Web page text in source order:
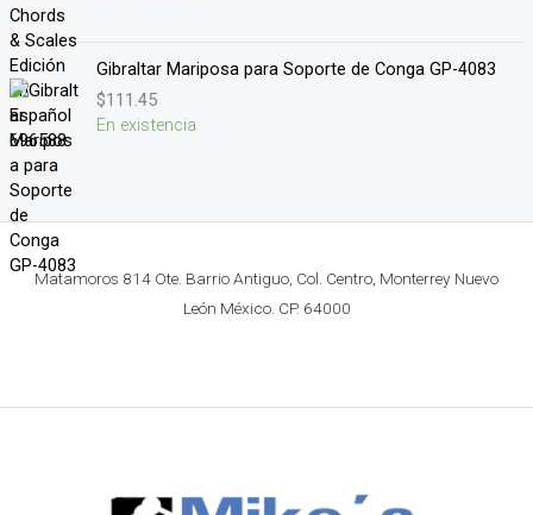
Gibraltar Mariposa para Soporte de Conga GP-4083
$111.45
En existencia
Matamoros 814 Ote. Barrio Antiguo, Col. Centro, Monterrey Nuevo
León México. CP. 64000